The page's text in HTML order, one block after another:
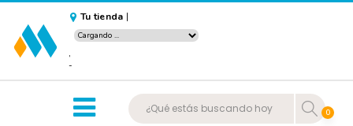
Tu tienda |
,
-
0